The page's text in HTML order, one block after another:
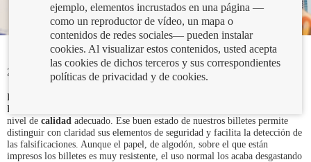
27/02/2024
Los bancos centrales del Eurosistema colaboramos con el Banco Central
Europeo (BCE) para que los
nivel de calidad adecuado. Ese buen estado de nuestros billetes permite
distinguir con claridad sus elementos de seguridad y facilita la detección de
las falsificaciones. Aunque el papel, de algodón, sobre el que están
impresos los billetes es muy resistente, el uso normal los acaba desgastando
ejemplo, elementos incrustados en una página —
como un reproductor de vídeo, un mapa o
contenidos de redes sociales— pueden instalar
cookies. Al visualizar estos contenidos, usted acepta
las cookies de dichos terceros y sus correspondientes
políticas de privacidad y de cookies.